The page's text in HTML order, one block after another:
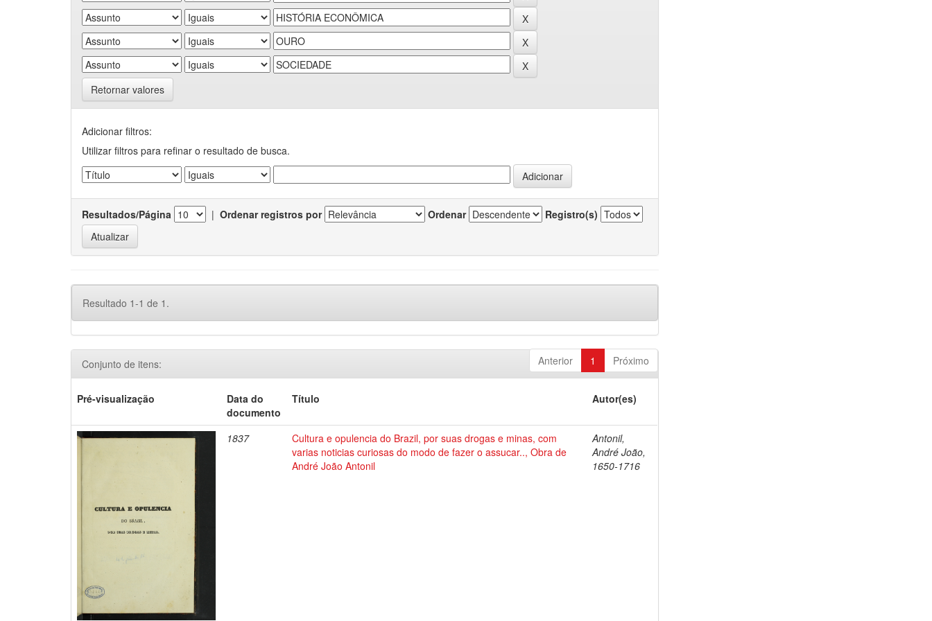
Retornar valores
Adicionar filtros:
Utilizar filtros para refinar o resultado de busca.
Resultados/Página | Ordenar registros por Ordenar Registro(s)
Resultado 1-1 de 1.
Anterior 1 Próximo
Conjunto de itens:
Pré-visualização
Data do
documento
Título Autor(es)
1837
Cultura e opulencia do Brazil, por suas drogas e minas, com
varias noticias curiosas do modo de fazer o assucar.., Obra de
André João Antonil
Antonil,
André João,
1650-1716